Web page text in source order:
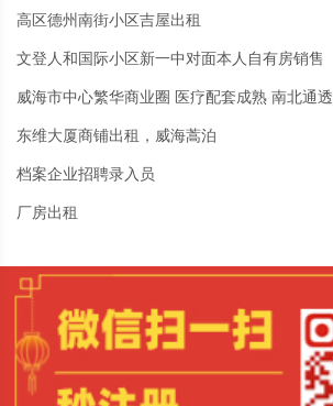
高区德州南街小区吉屋出租
文登人和国际小区新一中对面本人自有房销售
威海市中心繁华商业圈 医疗配套成熟 南北通透
东维大厦商铺出租，威海蒿泊
档案企业招聘录入员
厂房出租